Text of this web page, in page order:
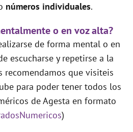
números individuales.
o en voz alta?
de forma mental o en
escucharse y repetirse a la
recomendamos que visiteis
para poder tener todos los
de Agesta en formato
)